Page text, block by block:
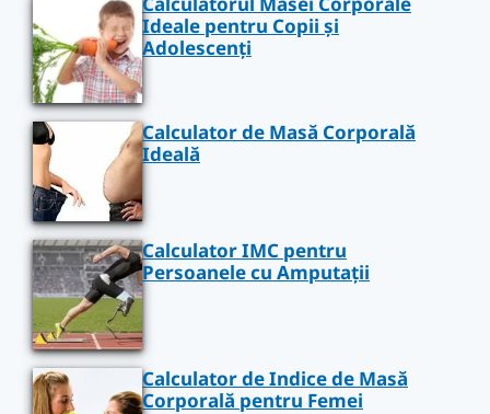
Ideale pentru Copii și
Adolescenți
Calculator de Masă Corporală
Ideală
Calculator IMC pentru
Persoanele cu Amputații
Calculator de Indice de Masă
Corporală pentru Femei